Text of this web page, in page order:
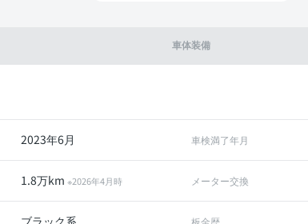
車体装備
2023年6月 車検満了年月
1.8万km ※2026年4月時 メーター交換
ブラック系 板金歴